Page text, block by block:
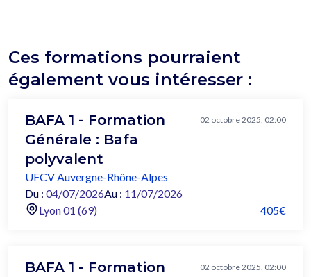
Ces formations pourraient
également vous intéresser :
BAFA 1 - Formation
Générale : Bafa
polyvalent
02 octobre 2025, 02:00
UFCV Auvergne-Rhône-Alpes
Du : 04/07/2026Au : 11/07/2026
Lyon 01 (69)
405€
BAFA 1 - Formation
02 octobre 2025, 02:00